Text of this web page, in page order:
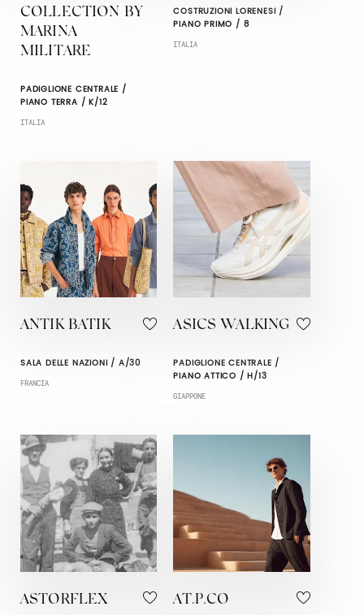
COLLECTION BY
MARINA
MILITARE
PADIGLIONE CENTRALE /
PIANO TERRA / K/12
ITALIA
COSTRUZIONI LORENESI /
PIANO PRIMO / 8
ITALIA
ANTIK BATIK
SALA DELLE NAZIONI / A/30
FRANCIA
ASICS WALKING
PADIGLIONE CENTRALE /
PIANO ATTICO / H/13
GIAPPONE
ASTORFLEX AT.P.CO